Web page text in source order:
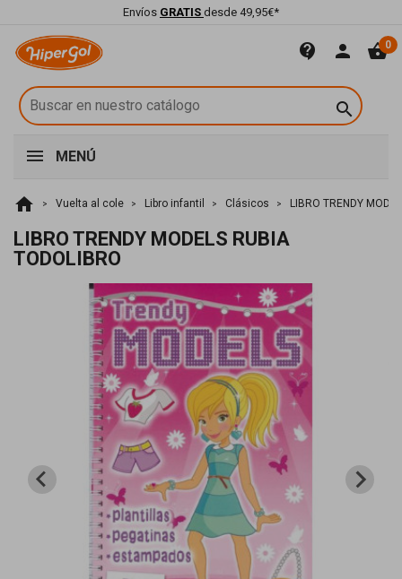
Envíos GRATIS desde 49,95€*
contact_support person shopping_basket0

MENÚ
home Vuelta al cole Libro infantil Clásicos LIBRO TRENDY
LIBRO TRENDY MODELS RUBIA
TODOLIBRO